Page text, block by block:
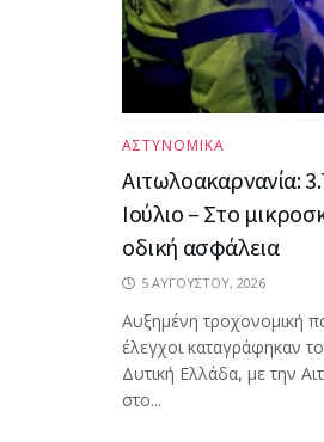
ΑΣΤΥΝΟΜΙΚΑ
Αιτωλοακαρνανία:
Ιούλιο – Στο
οδική ασφάλεια
5 ΑΥΓΟΎΣΤΟΥ, 2026
Αυξημένη τροχονομική
έλεγχοι καταγράφηκαν
Δυτική Ελλάδα, με την
στο...